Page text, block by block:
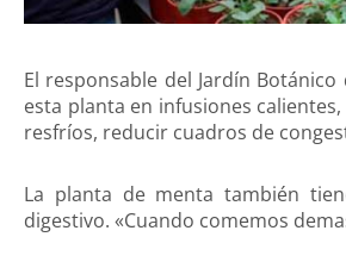
El responsable del Jardín
esta planta en infusiones
resfríos, reducir cuadros de
La planta de menta también
digestivo. «Cuando comemos